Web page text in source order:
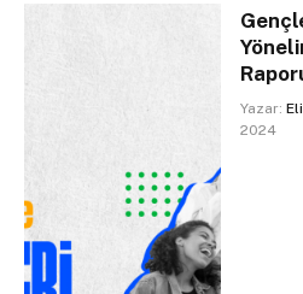
Yazar:
2024